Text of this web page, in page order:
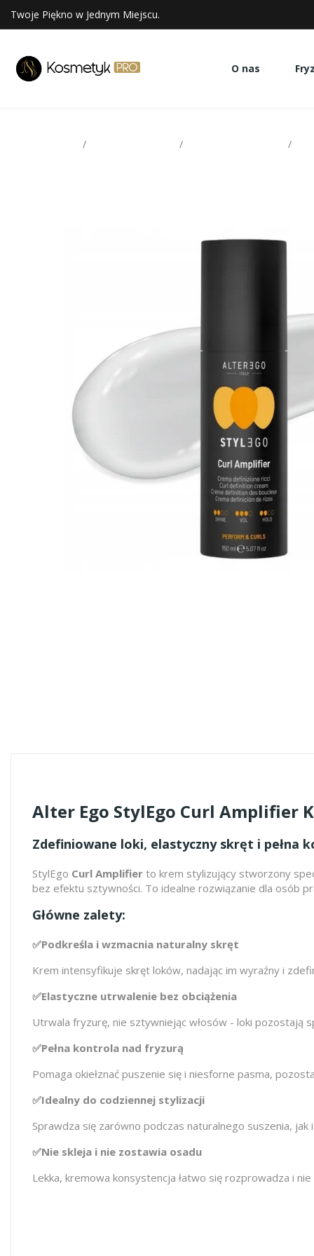
Twoje Piękno w Jednym Miejscu.
O nas
Alter Ego StylEgo Curl Amplifier
Zdefiniowane loki, elastyczny skręt i pełna
StylEgo Curl Amplifier to krem stylizujący stworzony
bez efektu sztywności. To idealne rozwiązanie dla osób
Główne zalety:
✅Podkreśla i wzmacnia naturalny skręt
Krem intensyfikuje skręt loków, nadając im wyraźny i
✅Elastyczne utrwalenie bez obciążenia
Utrwala fryzurę, nie sztywniejąc włosów - loki pozostają
✅Pełna kontrola nad fryzurą
Pomaga okiełznać puszenie się i niesforne pasma,
✅Idealny do codziennej stylizacji
Sprawdza się zarówno podczas naturalnego suszenia,
✅Nie skleja i nie zostawia osadu
Lekka, kremowa konsystencja łatwo się rozprowadza i nie